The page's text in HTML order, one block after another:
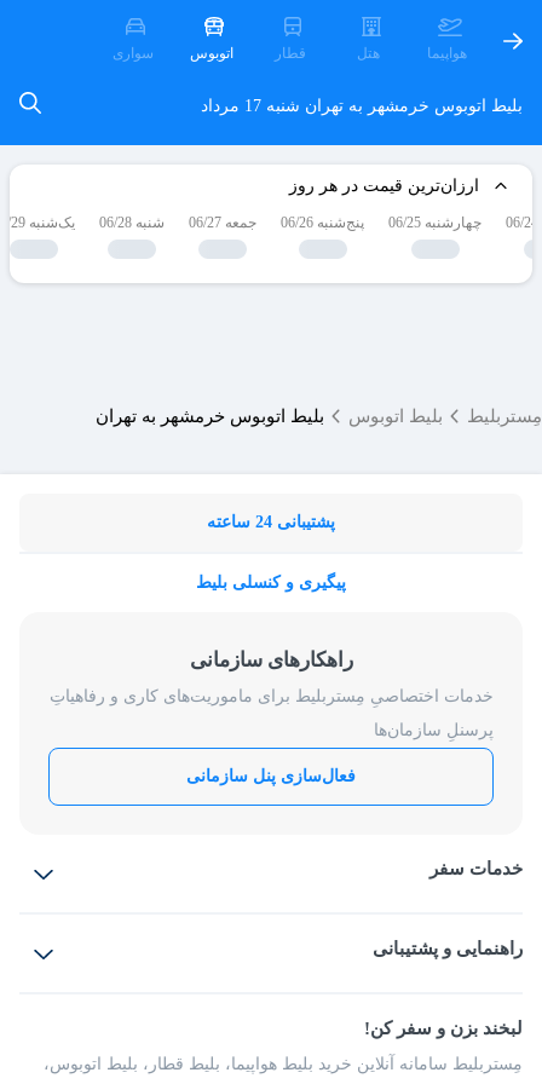
هواپیما هتل قطار اتوبوس سواری
بلیط اتوبوس خرمشهر به تهران شنبه 17 مرداد
ارزان‌ترین قیمت در هر روز
چهارشنبه 06/25 پنج‌شنبه 06/26 جمعه 06/27 شنبه 06/28 یک‌شنبه 06/29
مِستربلیط بلیط اتوبوس بلیط اتوبوس خرمشهر به تهران
پشتیبانی 24 ساعته
پیگیری و کنسلی بلیط
راهکارهای سازمانی
خدمات اختصاصیِ مِستربلیط برای ماموریت‌های کاری و رفاهیاتِ
پرسنلِ سازمان‌ها
فعال‌سازی پنل سازمانی
خدمات سفر
بلیط قطار
راهنمایی و پشتیبانی
شرایط و مقررات
راهکار سازمانی
فرصت‌های شغلی
لبخند بزن و سفر کن!
مِستربلیط سامانه آنلاین خرید بلیط هواپیما، بلیط قطار، بلیط اتوبوس،